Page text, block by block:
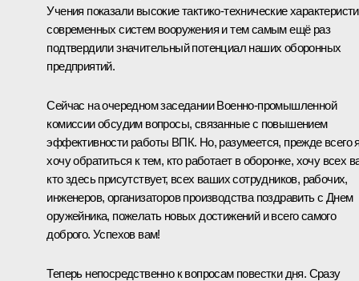
Учения показали высокие тактико-технические
современных систем вооружения и тем самым ещё раз
подтвердили значительный потенциал наших оборонных
предприятий.
Сейчас на очередном заседании Военно-промышленной
комиссии обсудим вопросы, связанные с повышением
эффективности работы ВПК. Но, разумеется, прежде всего
хочу обратиться к тем, кто работает в оборонке, хочу всех
кто здесь присутствует, всех ваших сотрудников, рабочих,
инженеров, организаторов производства поздравить с Днем
оружейника, пожелать новых достижений и всего самого
доброго. Успехов вам!
Теперь непосредственно к вопросам повестки дня. Сразу